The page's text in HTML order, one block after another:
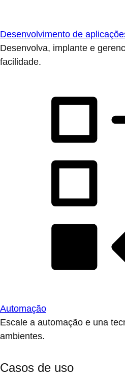
Desenvolvimento de
Desenvolva, implante e
facilidade.
Automação
Escale a automação e una
ambientes.
Casos de uso